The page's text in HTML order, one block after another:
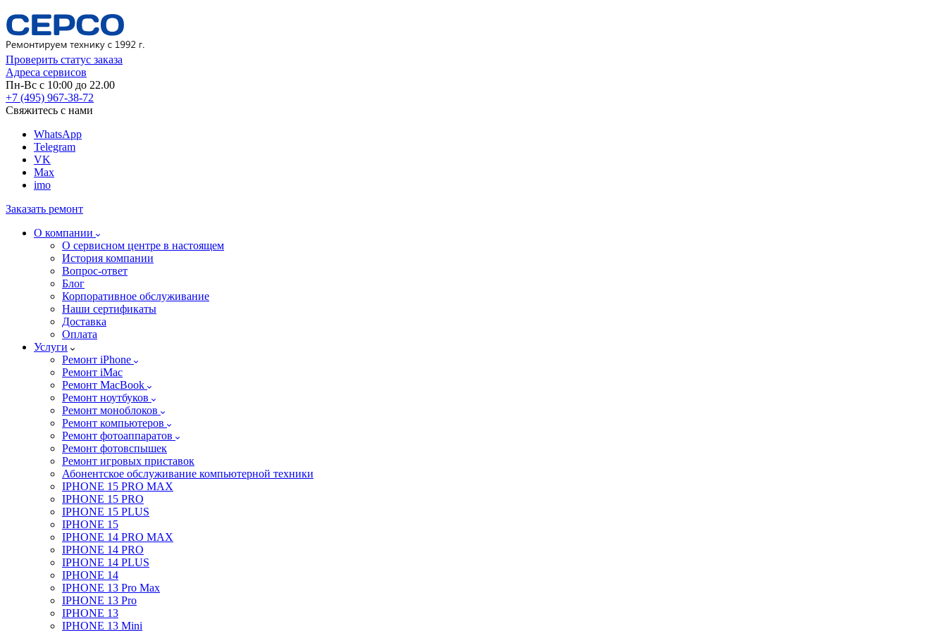
Проверить статус заказа
Адреса сервисов
Пн-Вс с 10:00 до 22.00
+7 (495) 967-38-72
Свяжитесь с нами
WhatsApp
Telegram
VK
Max
imo
Заказать ремонт
О компании
О сервисном центре в настоящем
История компании
Вопрос-ответ
Блог
Корпоративное обслуживание
Наши сертификаты
Доставка
Оплата
Услуги
Ремонт iPhone
Ремонт iMac
Ремонт MacBook
Ремонт ноутбуков
Ремонт моноблоков
Ремонт компьютеров
Ремонт фотоаппаратов
Ремонт фотовспышек
Ремонт игровых приставок
Абонентское обслуживание компьютерной техники
IPHONE 15 PRO MAX
IPHONE 15 PRO
IPHONE 15 PLUS
IPHONE 15
IPHONE 14 PRO MAX
IPHONE 14 PRO
IPHONE 14 PLUS
IPHONE 14
IPHONE 13 Pro Max
IPHONE 13 Pro
IPHONE 13
IPHONE 13 Mini